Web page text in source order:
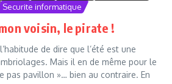
Securite informatique
voisin, le pirate !
de dire que l’été est une
Mais il en de même pour le
pas pavillon »… bien au contraire. En